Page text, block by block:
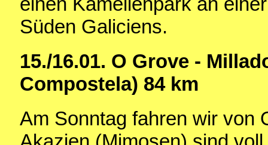
Süden Galiciens.
15./16.01. O Grove -
Compostela) 84 km
Am Sonntag fahren wir von